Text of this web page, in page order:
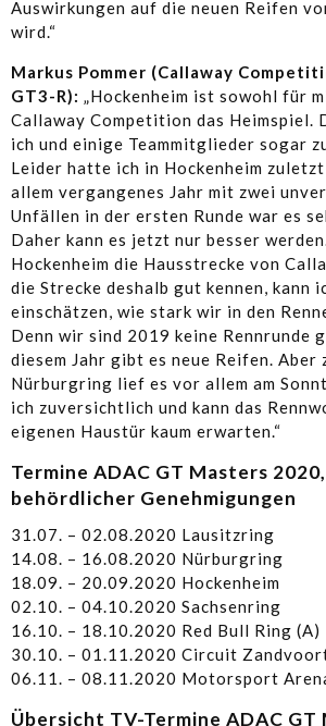
Auswirkungen auf die neuen Reifen
wird.“
Markus Pommer (Callaway
GT3-R): „Hockenheim ist sowohl für
Callaway Competition das Heimspiel.
ich und einige Teammitglieder sogar
Leider hatte ich in Hockenheim
allem vergangenes Jahr mit zwei
Unfällen in der ersten Runde war es
Daher kann es jetzt nur besser
Hockenheim die Hausstrecke von
die Strecke deshalb gut kennen, kann
einschätzen, wie stark wir in den
Denn wir sind 2019 keine Rennrunde
diesem Jahr gibt es neue Reifen. Aber
Nürburgring lief es vor allem am
ich zuversichtlich und kann das
eigenen Haustür kaum erwarten.“
Termine ADAC GT Masters
behördlicher Genehmigungen
31.07. – 02.08.2020 Lausitzring
14.08. – 16.08.2020 Nürburgring
18.09. – 20.09.2020 Hockenheim
02.10. – 04.10.2020 Sachsenring
16.10. – 18.10.2020 Red Bull Ring (A)
30.10. – 01.11.2020 Circuit
06.11. – 08.11.2020 Motorsport
Übersicht TV-Termine ADAC GT